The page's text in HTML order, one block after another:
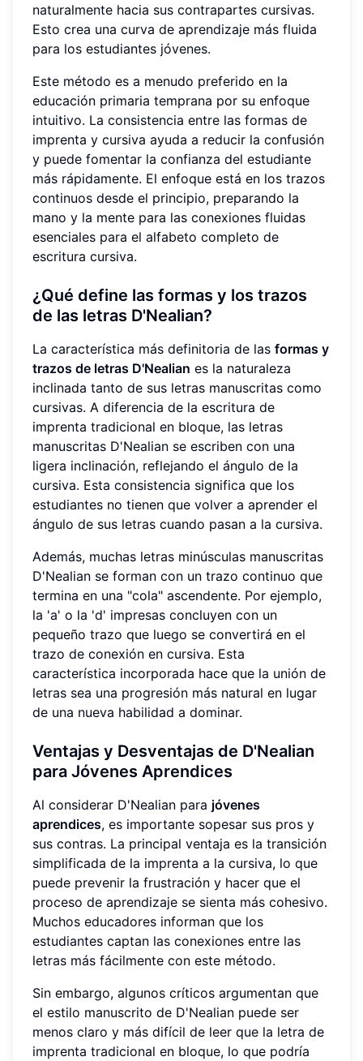
naturalmente hacia sus contrapartes cursivas.
Esto crea una curva de aprendizaje más fluida
para los estudiantes jóvenes.
Este método es a menudo preferido en la
educación primaria temprana por su enfoque
intuitivo. La consistencia entre las formas de
imprenta y cursiva ayuda a reducir la confusión
y puede fomentar la confianza del estudiante
más rápidamente. El enfoque está en los trazos
continuos desde el principio, preparando la
mano y la mente para las conexiones fluidas
esenciales para el alfabeto completo de
escritura cursiva.
¿Qué define las formas y los trazos
de las letras D'Nealian?
La característica más definitoria de las formas y
trazos de letras D'Nealian es la naturaleza
inclinada tanto de sus letras manuscritas como
cursivas. A diferencia de la escritura de
imprenta tradicional en bloque, las letras
manuscritas D'Nealian se escriben con una
ligera inclinación, reflejando el ángulo de la
cursiva. Esta consistencia significa que los
estudiantes no tienen que volver a aprender el
ángulo de sus letras cuando pasan a la cursiva.
Además, muchas letras minúsculas manuscritas
D'Nealian se forman con un trazo continuo que
termina en una "cola" ascendente. Por ejemplo,
la 'a' o la 'd' impresas concluyen con un
pequeño trazo que luego se convertirá en el
trazo de conexión en cursiva. Esta
característica incorporada hace que la unión de
letras sea una progresión más natural en lugar
de una nueva habilidad a dominar.
Ventajas y Desventajas de D'Nealian
para Jóvenes Aprendices
Al considerar D'Nealian para jóvenes
aprendices, es importante sopesar sus pros y
sus contras. La principal ventaja es la transición
simplificada de la imprenta a la cursiva, lo que
puede prevenir la frustración y hacer que el
proceso de aprendizaje se sienta más cohesivo.
Muchos educadores informan que los
estudiantes captan las conexiones entre las
letras más fácilmente con este método.
Sin embargo, algunos críticos argumentan que
el estilo manuscrito de D'Nealian puede ser
menos claro y más difícil de leer que la letra de
imprenta tradicional en bloque, lo que podría